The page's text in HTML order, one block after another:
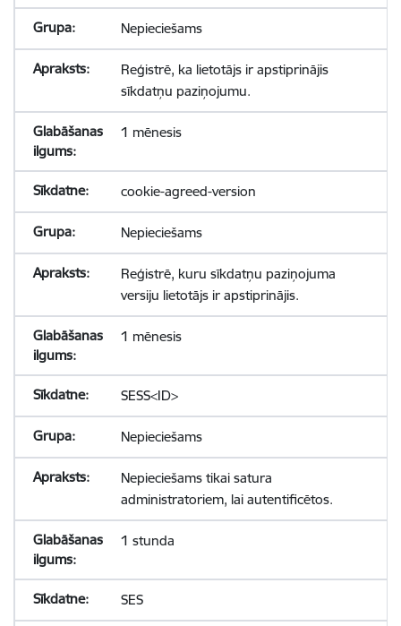
Nepieciešams
Reģistrē, ka lietotājs ir apstiprinājis
sīkdatņu paziņojumu.
1 mēnesis
cookie-agreed-version
Nepieciešams
Reģistrē, kuru sīkdatņu paziņojuma
versiju lietotājs ir apstiprinājis.
1 mēnesis
SESS<ID>
Nepieciešams
Nepieciešams tikai satura
administratoriem, lai autentificētos.
1 stunda
SES